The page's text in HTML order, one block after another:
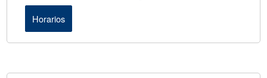
Horarios